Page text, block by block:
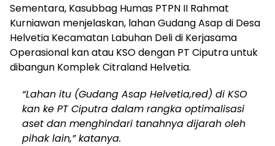
Sementara, Kasubbag Humas PTPN II Rahmat
Kurniawan menjelaskan, lahan Gudang Asap di Desa
Helvetia Kecamatan Labuhan Deli di Kerjasama
Operasional kan atau KSO dengan PT Ciputra untuk
dibangun Komplek Citraland Helvetia.
“Lahan itu (Gudang Asap Helvetia,red) di KSO
kan ke PT Ciputra dalam rangka optimalisasi
aset dan menghindari tanahnya dijarah oleh
pihak lain,” katanya.